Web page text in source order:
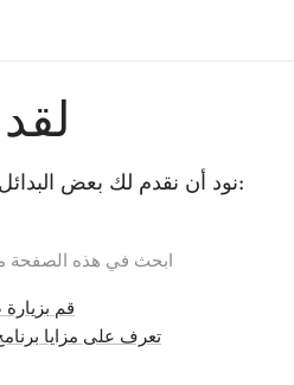
نود أن نقدم لك بعض البدائل بينما نقوم بإصلاح الخطأ:
ابحث في هذه الصفحة
قم
تعرف على مزايا